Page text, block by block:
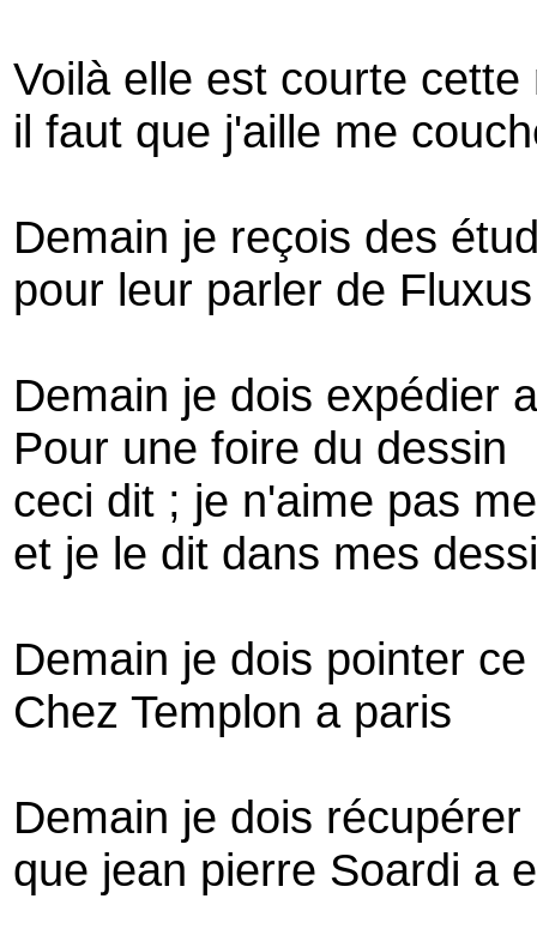
Voilà elle est courte cette
il faut que j'aille me
Demain je reçois des
pour leur parler de
Demain je dois expédier
Pour une foire du dessin
ceci dit ; je n'aime pas
et je le dit dans mes
Demain je dois pointer
Chez Templon a paris
Demain je dois
que jean pierre Soardi a